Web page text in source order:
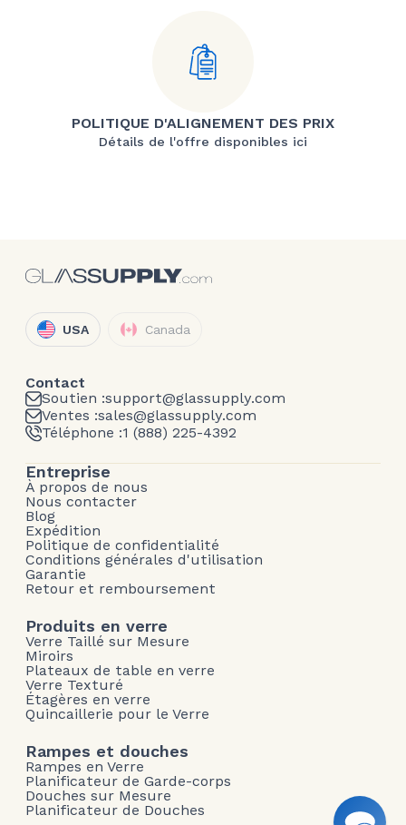
POLITIQUE D'ALIGNEMENT DES PRIX
Détails de l'offre disponibles ici
USA Canada
Contact
Soutien :support@glassupply.com
Ventes :sales@glassupply.com
Téléphone :1 (888) 225-4392
Entreprise
À propos de nous
Nous contacter
Blog
Expédition
Politique de confidentialité
Conditions générales d'utilisation
Garantie
Retour et remboursement
Produits en verre
Verre Taillé sur Mesure
Miroirs
Plateaux de table en verre
Verre Texturé
Étagères en verre
Quincaillerie pour le Verre
Rampes et douches
Rampes en Verre
Planificateur de Garde-corps
Douches sur Mesure
Planificateur de Douches